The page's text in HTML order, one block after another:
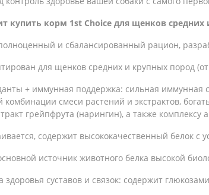
купить корм 1st Choice для щенков средних
и сбалансированный рацион,
для щенков средних и крупных пород
+ иммунная поддержка: сильная иммунная
комбинации смеси растений и экстрактов,
грейпфрута (нарингин), а также
содержит высококачественный белок
источник животного белка высокой
здоровья суставов и связок: содержит